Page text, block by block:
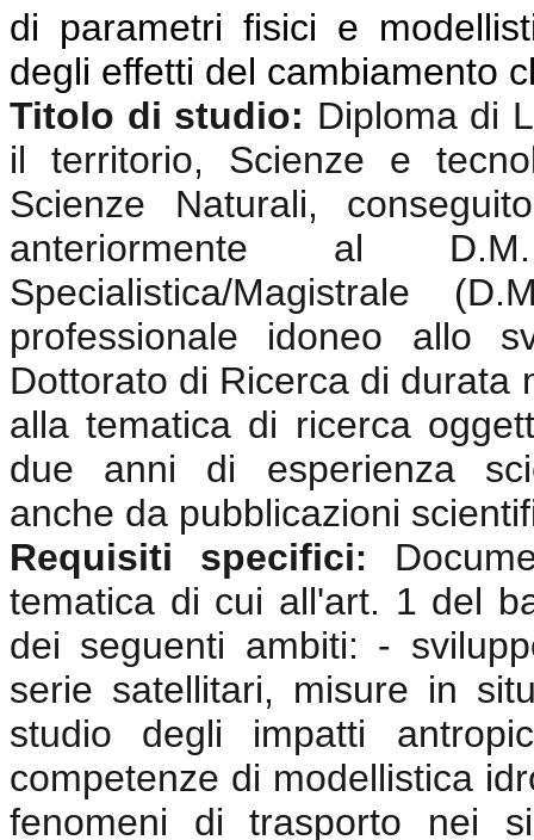
di parametri fisici e
degli effetti del cambiamento
Titolo di studio: Diploma di
il territorio, Scienze e
Scienze Naturali,
anteriormente al
Specialistica/Magistrale
professionale idoneo allo
Dottorato di Ricerca di durata
alla tematica di ricerca
due anni di esperienza
anche da pubblicazioni
Requisiti specifici:
tematica di cui all'art. 1 del
dei seguenti ambiti: -
serie satellitari, misure in
studio degli impatti
competenze di modellistica
fenomeni di trasporto nei